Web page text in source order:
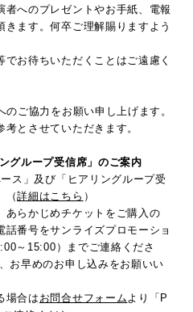
へのプレゼントやお手紙、電報
ます。何卒ご理解賜りますよう
お待ちいただくことはご遠慮く
のご協力をお願い申し上げます。
とさせていただきます。
グループ受信席」のご案内
ス」及び「ヒアリングループ受
（詳細はこちら ）
あらかじめチケットをご購入の
番号をサンライズプロモーショ
～15:00）までご連絡くださ
お早めのお申し込みをお願いい
場合は お問合せフォームより「P